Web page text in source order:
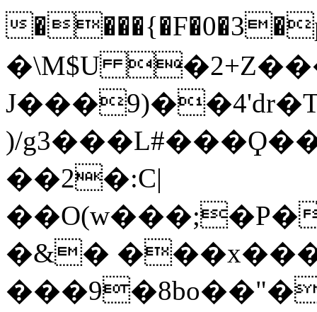
����{�F�0�3
�\M$U
)/
��2�:C|
��O(w���;�P�
�&�